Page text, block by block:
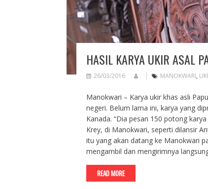
HASIL KARYA UKIR ASAL
26/03/2016 MANOKWARI,
Manokwari – Karya ukir khas asli
negeri. Belum lama ini, karya yang
Kanada. “Dia pesan 150 potong
Krey, di Manokwari, seperti dilansir
itu yang akan datang ke Manokwari
mengambil dan mengirimnya
READ MORE